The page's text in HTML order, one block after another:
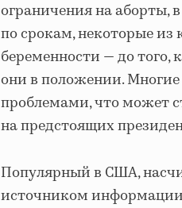
ограничения на аборты,
по срокам, некоторые из
беременности — до того,
они в положении.
проблемами, что может
на предстоящих
Популярный в США,
источником